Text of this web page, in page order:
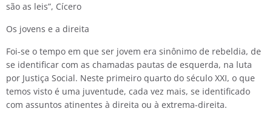
são as leis”, Cícero
Os jovens e a direita
Foi-se o tempo em que ser jovem era sinônimo de rebeldia, de
se identificar com as chamadas pautas de esquerda, na luta
por Justiça Social. Neste primeiro quarto do século XXI, o que
temos visto é uma juventude, cada vez mais, se identificado
com assuntos atinentes à direita ou à extrema-direita.